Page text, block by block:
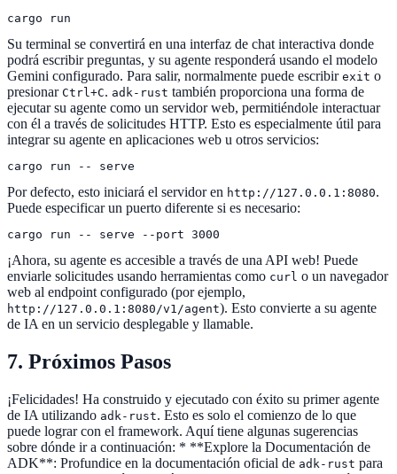
cargo run
Su terminal se convertirá en una interfaz de chat interactiva donde
podrá escribir preguntas, y su agente responderá usando el modelo
Gemini configurado. Para salir, normalmente puede escribir exit o
presionar Ctrl+C. adk-rust también proporciona una forma de
ejecutar su agente como un servidor web, permitiéndole interactuar
con él a través de solicitudes HTTP. Esto es especialmente útil para
integrar su agente en aplicaciones web u otros servicios:
cargo run -- serve
Por defecto, esto iniciará el servidor en http://127.0.0.1:8080.
Puede especificar un puerto diferente si es necesario:
cargo run -- serve --port 3000
¡Ahora, su agente es accesible a través de una API web! Puede
enviarle solicitudes usando herramientas como curl o un navegador
web al endpoint configurado (por ejemplo,
http://127.0.0.1:8080/v1/agent). Esto convierte a su agente
de IA en un servicio desplegable y llamable.
7. Próximos Pasos
¡Felicidades! Ha construido y ejecutado con éxito su primer agente
de IA utilizando adk-rust. Esto es solo el comienzo de lo que
puede lograr con el framework. Aquí tiene algunas sugerencias
sobre dónde ir a continuación: * **Explore la Documentación de
ADK**: Profundice en la documentación oficial de adk-rust para